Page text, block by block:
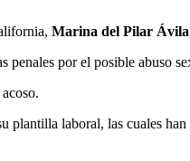
Marina del Pilar Ávila
penales por el posible abuso
laboral, las cuales